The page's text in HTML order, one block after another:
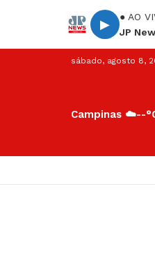
▶
● AO
JP
sábado, agosto 8,
Campinas ☁️--